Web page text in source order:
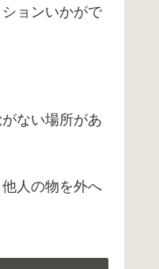
ョンいかがで
ない場所があ
人の物を外へ